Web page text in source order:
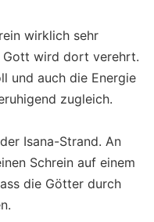
wirklich sehr
Gott wird dort verehrt.
und auch die Energie
zugleich.
Isana-Strand. An
Schrein auf einem
die Götter durch